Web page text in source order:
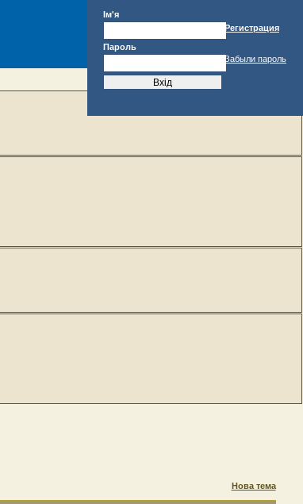
Ім'я
Пароль
Регистрация
Забыли пароль
Нова тема